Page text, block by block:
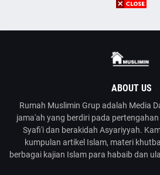
ABOUT US
Rumah Muslimin Grup adalah Media
jama'ah yang berdiri pada
Syafi'i dan berakidah Asyariyyah.
kumpulan artikel Islam, materi
berbagai kajian Islam para habaib dan